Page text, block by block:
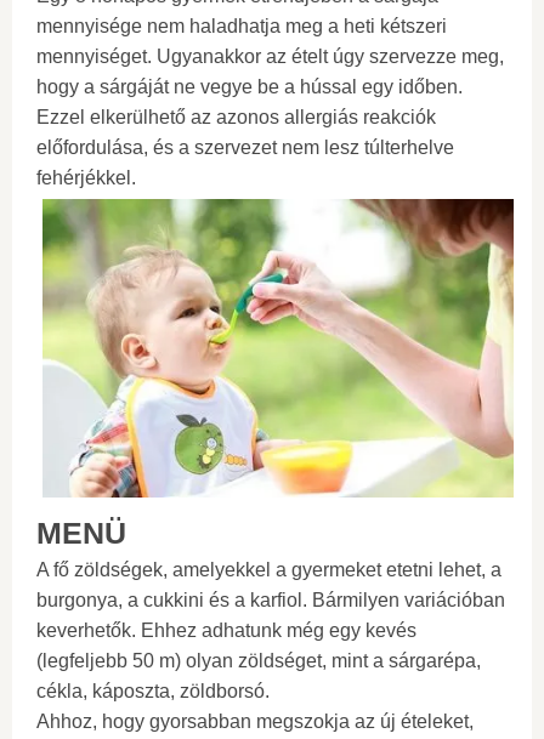
mennyisége nem haladhatja meg a heti kétszeri
mennyiséget. Ugyanakkor az ételt úgy szervezze meg,
hogy a sárgáját ne vegye be a hússal egy időben.
Ezzel elkerülhető az azonos allergiás reakciók
előfordulása, és a szervezet nem lesz túlterhelve
fehérjékkel.
MENÜ
A fő zöldségek, amelyekkel a gyermeket etetni lehet, a
burgonya, a cukkini és a karfiol. Bármilyen variációban
keverhetők. Ehhez adhatunk még egy kevés
(legfeljebb 50 m) olyan zöldséget, mint a sárgarépa,
cékla, káposzta, zöldborsó.
Ahhoz, hogy gyorsabban megszokja az új ételeket,